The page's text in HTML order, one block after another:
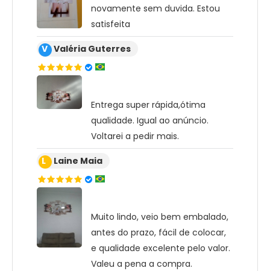
novamente sem duvida. Estou
satisfeita
V Valéria Guterres
Entrega super rápida,ótima
qualidade. Igual ao anúncio.
Voltarei a pedir mais.
L Laine Maia
Muito lindo, veio bem embalado,
antes do prazo, fácil de colocar,
e qualidade excelente pelo valor.
Valeu a pena a compra.